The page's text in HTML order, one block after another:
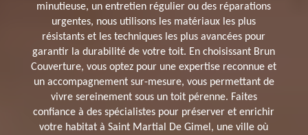
minutieuse, un entretien régulier ou des réparations
urgentes, nous utilisons les matériaux les plus
résistants et les techniques les plus avancées pour
garantir la durabilité de votre toit. En choisissant Brun
Couverture, vous optez pour une expertise reconnue et
un accompagnement sur-mesure, vous permettant de
vivre sereinement sous un toit pérenne. Faites
confiance à des spécialistes pour préserver et enrichir
votre habitat à Saint Martial De Gimel, une ville où